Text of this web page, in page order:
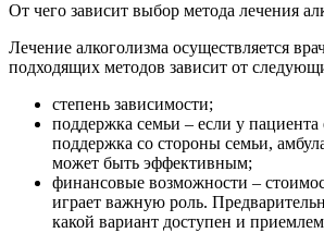
От чего зависит выбор метода лечения
Лечение алкоголизма осуществляется
подходящих методов зависит от
степень зависимости;
поддержка семьи – если у пациента
поддержка со стороны семьи,
может быть эффективным;
финансовые возможности –
играет важную роль.
какой вариант доступен и